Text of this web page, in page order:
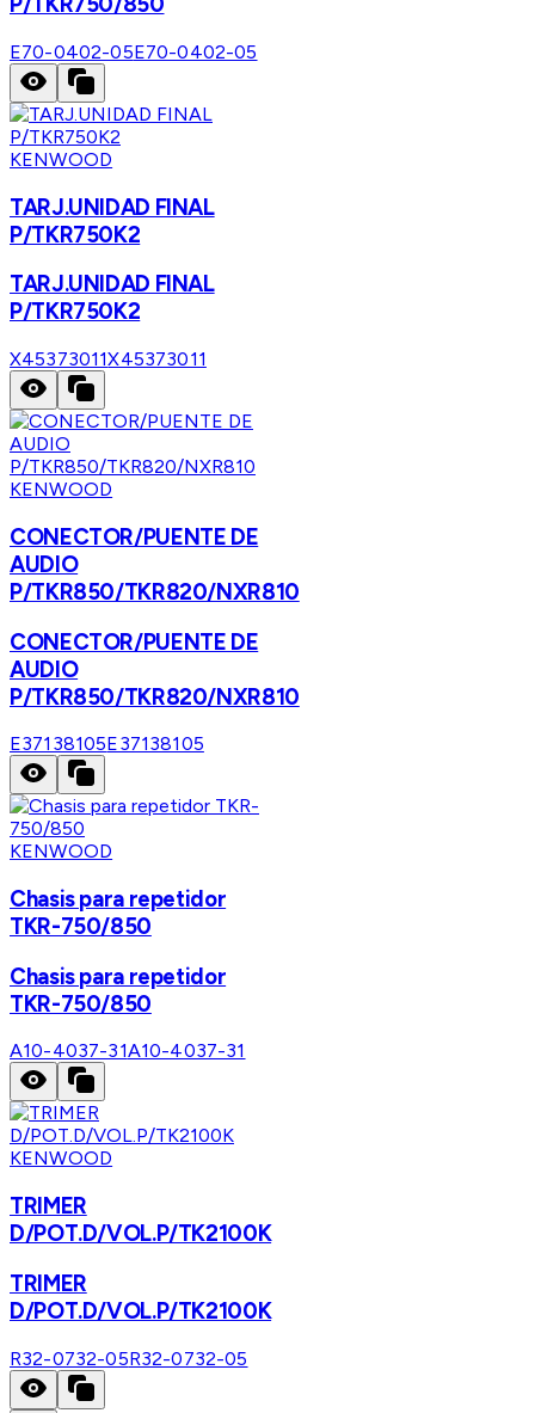
E70-0402-05E70-0402-05
KENWOOD
TARJ.UNIDAD FINAL
P/TKR750K2
TARJ.UNIDAD FINAL
P/TKR750K2
X45373011X45373011
KENWOOD
CONECTOR/PUENTE DE
AUDIO
P/TKR850/TKR820/NXR810
CONECTOR/PUENTE DE
AUDIO
P/TKR850/TKR820/NXR810
E37138105E37138105
KENWOOD
Chasis para repetidor
TKR-750/850
Chasis para repetidor
TKR-750/850
A10-4037-31A10-4037-31
KENWOOD
TRIMER
D/POT.D/VOL.P/TK2100K
TRIMER
D/POT.D/VOL.P/TK2100K
R32-0732-05R32-0732-05